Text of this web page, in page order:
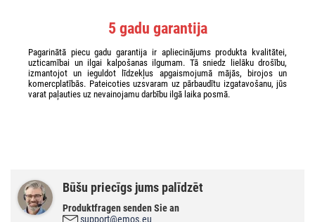
5 gadu garantija
Pagarinātā piecu gadu garantija ir apliecinājums produkta kvalitātei,
uzticamībai un ilgai kalpošanas ilgumam. Tā sniedz lielāku drošību,
izmantojot un ieguldot līdzekļus apgaismojumā mājās, birojos un
komercplatībās. Pateicoties uzsvaram uz pārbaudītu izgatavošanu, jūs
varat paļauties uz nevainojamu darbību ilgā laika posmā.
Būšu priecīgs jums palīdzēt
Produktfragen senden Sie an
support@emos.eu